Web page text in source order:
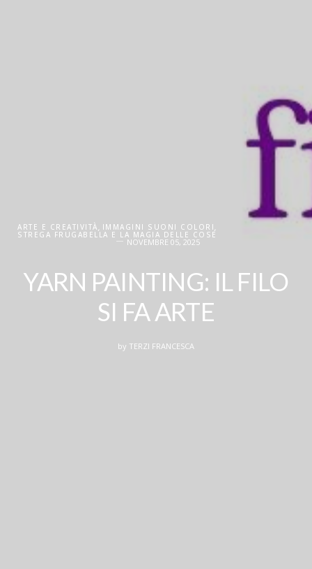
ARTE E CREATIVITÀ, IMMAGINI SUONI COLORI,
STREGA FRUGABELLA E LA MAGIA DELLE COSE
NOVEMBRE 05, 2025
YARN PAINTING: IL FILO
SI FA ARTE
by TERZI FRANCESCA